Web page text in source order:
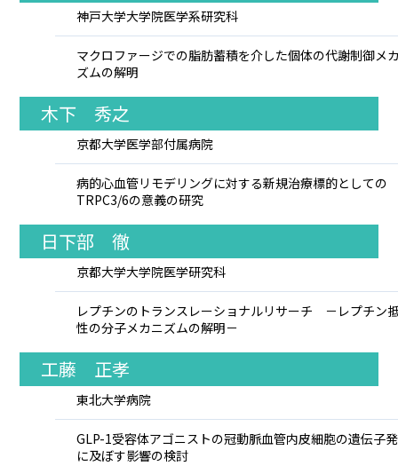
神戸大学大学院医学系研究科
マクロファージでの脂肪蓄積を介した個体の代謝制御メ
ズムの解明
木下 秀之
京都大学医学部付属病院
病的心血管リモデリングに対する新規治療標的としての
TRPC3/6の意義の研究
日下部 徹
京都大学大学院医学研究科
レプチンのトランスレーショナルリサーチ －レプチン
性の分子メカニズムの解明－
工藤 正孝
東北大学病院
GLP-1受容体アゴニストの冠動脈血管内皮細胞の遺伝子
に及ぼす影響の検討